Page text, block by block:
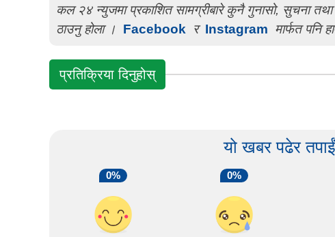
कल २४ न्युजमा प्रकाशित सामग्रीबारे कुनै गुनासो, सुचना तथा
ठाउनु होला ।
Facebook र Instagram मार्फत पनि
प्रतिक्रिया दिनुहोस्
यो खबर पढेर
0% 0%